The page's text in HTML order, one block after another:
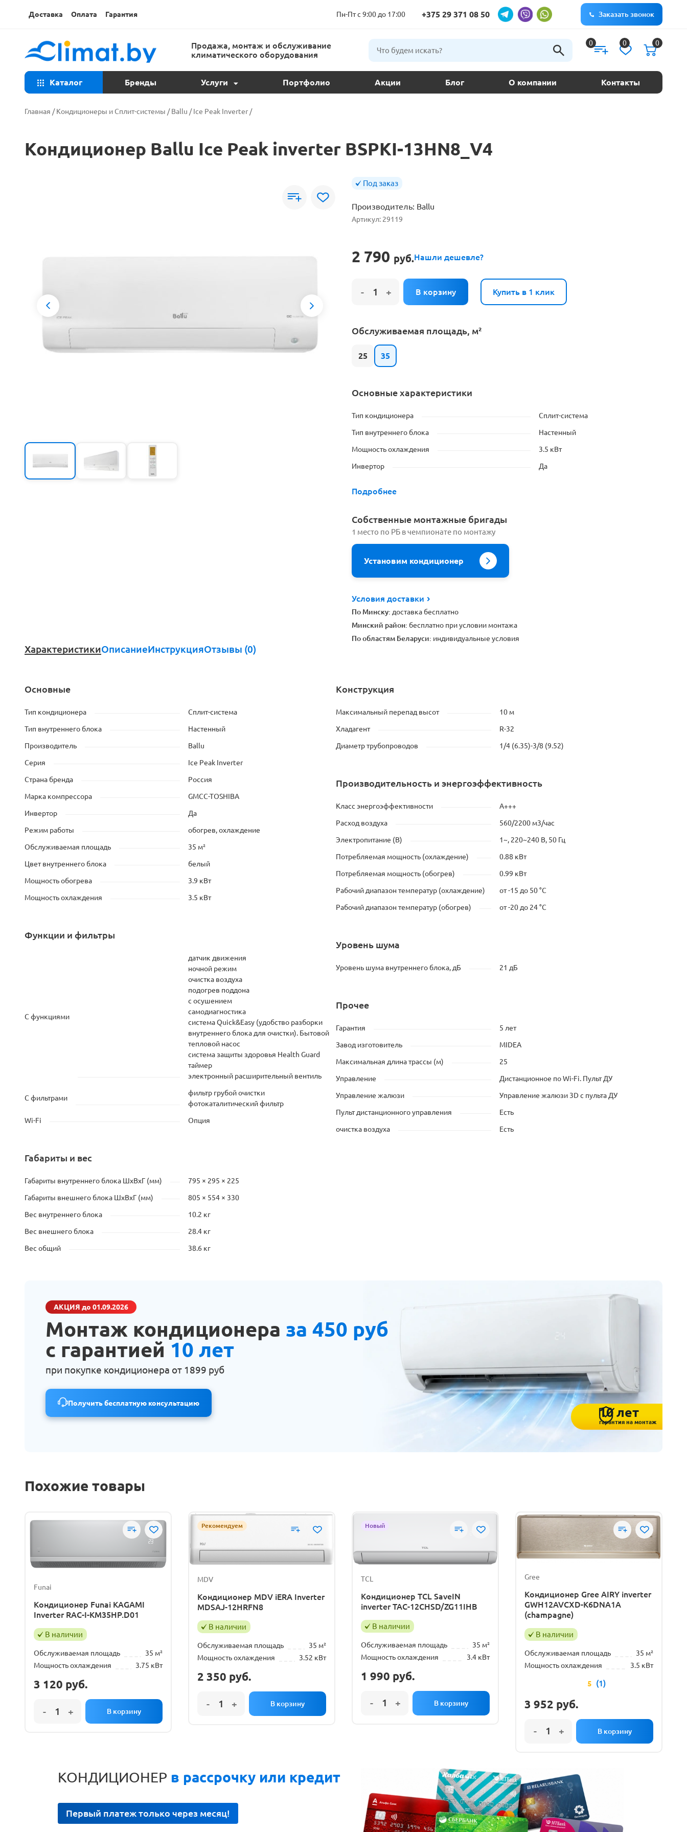
Доставка Оплата Гарантия Пн-Пт с 9:00 до 17:00 +375 29 371 08 50 Заказать звонок
Продажа, монтаж и обслуживание
климатического оборудования
0 0 0
Каталог Бренды Услуги
Установка кондиционера
Портфолио Акции Блог О компании Контакты
Главная /Кондиционеры и Сплит-системы /Ballu /Ice Peak Inverter /
Кондиционер Ballu Ice Peak inverter BSPKI-13HN8_V4
Previous
Next
Под заказ
Производитель: Ballu
Артикул: 29119
2 790 руб.Нашли дешевле?
Купить в 1 клик
Обслуживаемая площадь, м²
25 35
Основные характеристики
Тип кондиционера Сплит-система
Тип внутреннего блока Настенный
Мощность охлаждения 3.5 кВт
Инвертор Да
Подробнее
Cобственные монтажные бригады
1 место по РБ в чемпионате по монтажу
Установим кондиционер
Условия доставки
По Минску: доставка бесплатно
Минский район: бесплатно при условии монтажа
По областям Беларуси: индивидуальные условия
ХарактеристикиОписаниеИнструкцияОтзывы (0)
Основные
Тип кондиционера Сплит-система
Тип внутреннего блока Настенный
Производитель Ballu
Серия Ice Peak Inverter
Страна бренда Россия
Марка компрессора GMCC-TOSHIBA
Инвертор Да
Режим работы обогрев, охлаждение
Обслуживаемая площадь 35 м²
Цвет внутреннего блока белый
Мощность обогрева 3.9 кВт
Мощность охлаждения 3.5 кВт
Функции и фильтры
С функциями
датчик движения
ночной режим
очистка воздуха
подогрев поддона
с осушением
самодиагностика
система Quick&Easy (удобство разборки
внутреннего блока для очистки). Бытовой
тепловой насос
система защиты здоровья Health Guard
таймер
электронный расширительный вентиль
С фильтрами
фильтр грубой очистки
фотокаталитический фильтр
Wi-Fi Опция
Габариты и вес
Габариты внутреннего блока ШхВхГ (мм) 795 × 295 × 225
Габариты внешнего блока ШхВхГ (мм) 805 × 554 × 330
Вес внутреннего блока 10.2 кг
Вес внешнего блока 28.4 кг
Вес общий 38.6 кг
Конструкция
Максимальный перепад высот 10 м
Хладагент R-32
Диаметр трубопроводов 1/4 (6.35)-3/8 (9.52)
Производительность и энергоэффективность
Класс энергоэффективности A+++
Расход воздуха 560/2200 м3/час
Электропитание (В) 1~, 220~240 В, 50 Гц
Потребляемая мощность (охлаждение) 0.88 кВт
Потребляемая мощность (обогрев) 0.99 кВт
Рабочий диапазон температур (охлаждение) от -15 до 50 °C
Рабочий диапазон температур (обогрев) от -20 до 24 °C
Уровень шума
Уровень шума внутреннего блока, дБ 21 дБ
Прочее
Гарантия 5 лет
Завод изготовитель MIDEA
Максимальная длина трассы (м) 25
Управление Дистанционное по Wi-Fi. Пульт ДУ
Управление жалюзи Управление жалюзи 3D с пульта ДУ
Пульт дистанционного управления Есть
очистка воздуха Есть
АКЦИЯ до 01.09.2026
Монтаж кондиционера за 450 руб
с гарантией 10 лет
при покупке кондиционера от 1899 руб
Получить бесплатную консультацию
10 лет
гарантия на монтаж
Похожие товары
Funai
Кондиционер Funai KAGAMI
Inverter RAC-I-KM35HP.D01
В наличии
Обслуживаемая площадь
35 м²
Мощность охлаждения
3.75 кВт
3 120 руб.
Рекомендуем
MDV
Кондиционер MDV iERA Inverter
MDSAJ-12HRFN8
В наличии
Обслуживаемая площадь
35 м²
Мощность охлаждения
3.52 кВт
2 350 руб.
Новый
TCL
Кондиционер TCL SaveIN
inverter TAC-12CHSD/ZG11IHB
В наличии
Обслуживаемая площадь
35 м²
Мощность охлаждения
3.4 кВт
1 990 руб.
Gree
Кондиционер Gree AIRY inverter
GWH12AVCXD-K6DNA1A
(champagne)
В наличии
Обслуживаемая площадь
35 м²
Мощность охлаждения
3.5 кВт
5 (1)
3 952 руб.
КОНДИЦИОНЕР в рассрочку или кредит
Первый платеж только через месяц!